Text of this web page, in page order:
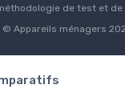
de test et de
© Appareils ménagers